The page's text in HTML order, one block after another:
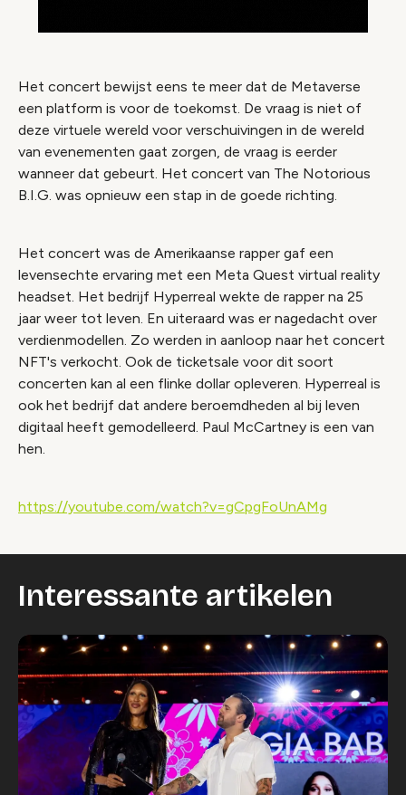
Het concert bewijst eens te meer dat de Metaverse
een platform is voor de toekomst. De vraag is niet of
deze virtuele wereld voor verschuivingen in de wereld
van evenementen gaat zorgen, de vraag is eerder
wanneer dat gebeurt. Het concert van The Notorious
B.I.G. was opnieuw een stap in de goede richting.
Het concert was de Amerikaanse rapper gaf een
levensechte ervaring met een Meta Quest virtual reality
headset. Het bedrijf Hyperreal wekte de rapper na 25
jaar weer tot leven. En uiteraard was er nagedacht over
verdienmodellen. Zo werden in aanloop naar het concert
NFT's verkocht. Ook de ticketsale voor dit soort
concerten kan al een flinke dollar opleveren. Hyperreal is
ook het bedrijf dat andere beroemdheden al bij leven
digitaal heeft gemodelleerd. Paul McCartney is een van
hen.
https://youtube.com/watch?v=gCpgFoUnAMg
Interessante artikelen